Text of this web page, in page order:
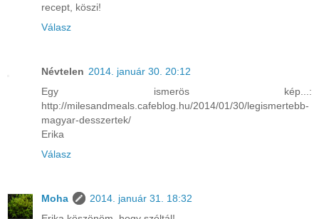
recept, köszi!
Válasz
Névtelen 2014. január 30. 20:12
Egy ismerös kép...:
http://milesandmeals.cafeblog.hu/2014/01/30/legismertebb-
magyar-desszertek/
Erika
Válasz
Moha
2014. január 31. 18:32